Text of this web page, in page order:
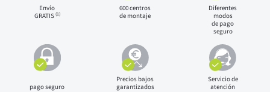
Envío
GRATIS(1)
600 centros
de montaje
Diferentes
modos
de pago
seguro
pago seguro
Precios bajos
garantizados
Servicio de
atención